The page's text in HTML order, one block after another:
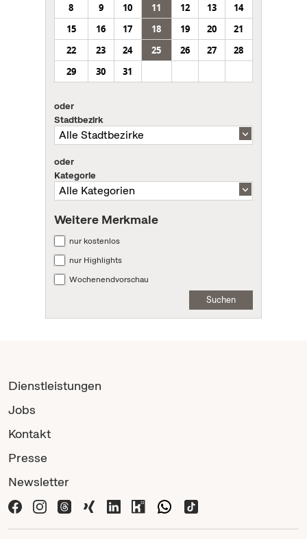
8
9 10 11 12 13
14
15
16 17 18 19 20
21
22
23 24 25 26 27
28
29
30 31
oder
Stadtbezirk
oder
Kategorie
Weitere Merkmale
nur kostenlos
nur Highlights
Wochenendvorschau
Suchen
Dienstleistungen
Jobs
Kontakt
Presse
Newsletter